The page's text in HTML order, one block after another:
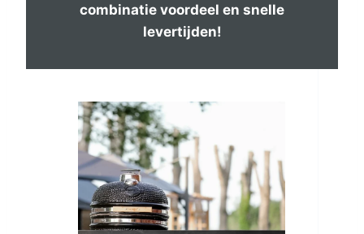
combinatie voordeel en snelle
levertijden!